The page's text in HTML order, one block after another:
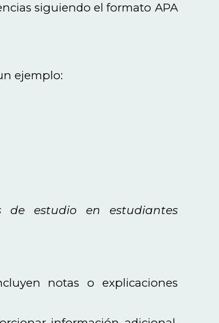
siguiendo el formato APA
ejemplo:
de estudio en estudiantes
notas o explicaciones